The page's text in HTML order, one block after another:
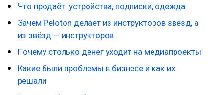
Что продаёт: устройства, подписки, одежда
Зачем Peloton делает из инструкторов звёзд, а
из звёзд — инструкторов
Почему столько денег уходит на медиапроекты
Какие были проблемы в бизнесе и как их
решали